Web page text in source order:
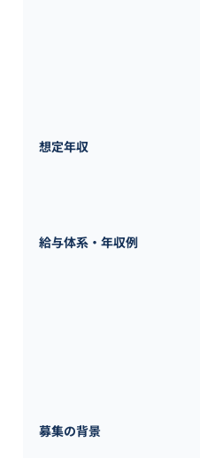
想定年収
給与体系・年収例
募集の背景